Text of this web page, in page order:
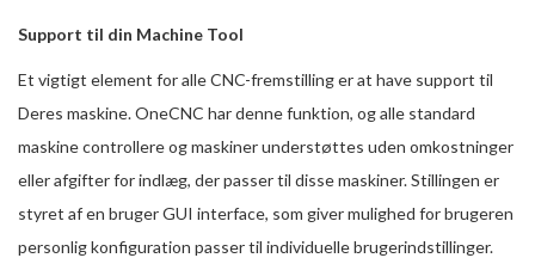
Support til din Machine Tool
Et vigtigt element for alle CNC-fremstilling er at have support til
Deres maskine. OneCNC har denne funktion, og alle standard
maskine controllere og maskiner understøttes uden omkostninger
eller afgifter for indlæg, der passer til disse maskiner. Stillingen er
styret af en bruger GUI interface, som giver mulighed for brugeren
personlig konfiguration passer til individuelle brugerindstillinger.